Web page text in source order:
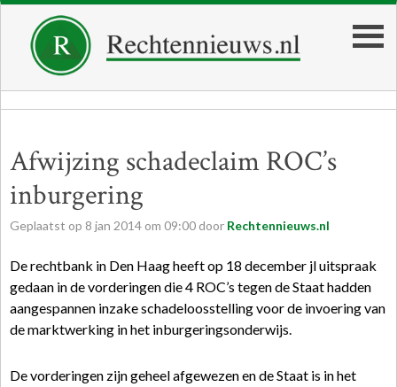
Afwijzing schadeclaim ROC’s
inburgering
Geplaatst op 8 jan 2014 om 09:00 door Rechtennieuws.nl
De rechtbank in Den Haag heeft op 18 december jl uitspraak
gedaan in de vorderingen die 4 ROC’s tegen de Staat hadden
aangespannen inzake schadeloosstelling voor de invoering van
de marktwerking in het inburgeringsonderwijs.
De vorderingen zijn geheel afgewezen en de Staat is in het